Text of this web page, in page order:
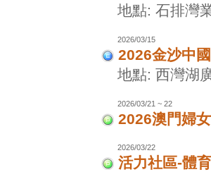
地點: 石排灣
2026/03/15
2026金沙中
地點: 西灣湖
2026/03/21 ~ 22
2026澳門婦
2026/03/22
活力社區-體